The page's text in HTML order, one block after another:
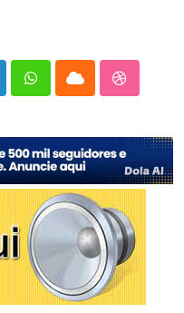
WhatsappCloud